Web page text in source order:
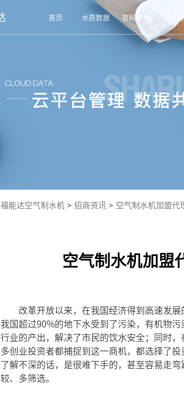
首页 水质数据 官网商城 招商
福能达空气制水机 > 招商资讯 > 空气制水机加盟代
空气制水机加盟
改革开放以来，在我国经济得到高速发
我国超过90%的地下水受到了污染，有机物
行业的产出，解决了市民的饮水安全；同时
多创业投资者都捕捉到这一商机，都选择了
了解不深的话，是很难下手的，甚至容易走
较、多筛选。